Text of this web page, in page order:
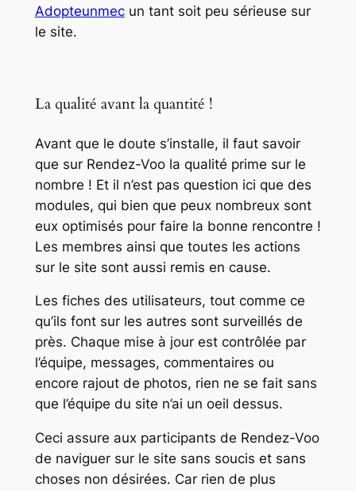
Adopteunmecun tant soit peu sérieuse sur
le site.
La qualité avant la quantité !
Avant que le doute s’installe, il faut savoir
que sur Rendez-Voo la qualité prime sur le
nombre ! Et il n’est pas question ici que des
modules, qui bien que peux nombreux sont
eux optimisés pour faire la bonne rencontre !
Les membres ainsi que toutes les actions
sur le site sont aussi remis en cause.
Les fiches des utilisateurs, tout comme ce
qu’ils font sur les autres sont surveillés de
près. Chaque mise à jour est contrôlée par
l’équipe, messages, commentaires ou
encore rajout de photos, rien ne se fait sans
que l’équipe du site n’ai un oeil dessus.
Ceci assure aux participants de Rendez-Voo
de naviguer sur le site sans soucis et sans
choses non désirées. Car rien de plus